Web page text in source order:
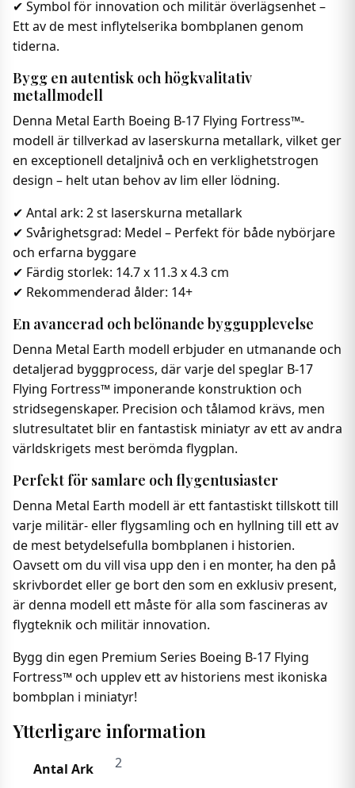
✔ Symbol för innovation och militär överlägsenhet –
Ett av de mest inflytelserika bombplanen genom
tiderna.
Bygg en autentisk och högkvalitativ
metallmodell
Denna Metal Earth Boeing B-17 Flying Fortress™-
modell är tillverkad av laserskurna metallark, vilket ger
en exceptionell detaljnivå och en verklighetstrogen
design – helt utan behov av lim eller lödning.
✔ Antal ark: 2 st laserskurna metallark
✔ Svårighetsgrad: Medel – Perfekt för både nybörjare
och erfarna byggare
✔ Färdig storlek: 14.7 x 11.3 x 4.3 cm
✔ Rekommenderad ålder: 14+
En avancerad och belönande byggupplevelse
Denna Metal Earth modell erbjuder en utmanande och
detaljerad byggprocess, där varje del speglar B-17
Flying Fortress™ imponerande konstruktion och
stridsegenskaper. Precision och tålamod krävs, men
slutresultatet blir en fantastisk miniatyr av ett av andra
världskrigets mest berömda flygplan.
Perfekt för samlare och flygentusiaster
Denna Metal Earth modell är ett fantastiskt tillskott till
varje militär- eller flygsamling och en hyllning till ett av
de mest betydelsefulla bombplanen i historien.
Oavsett om du vill visa upp den i en monter, ha den på
skrivbordet eller ge bort den som en exklusiv present,
är denna modell ett måste för alla som fascineras av
flygteknik och militär innovation.
Bygg din egen Premium Series Boeing B-17 Flying
Fortress™ och upplev ett av historiens mest ikoniska
bombplan i miniatyr!
Ytterligare information
Antal Ark 2